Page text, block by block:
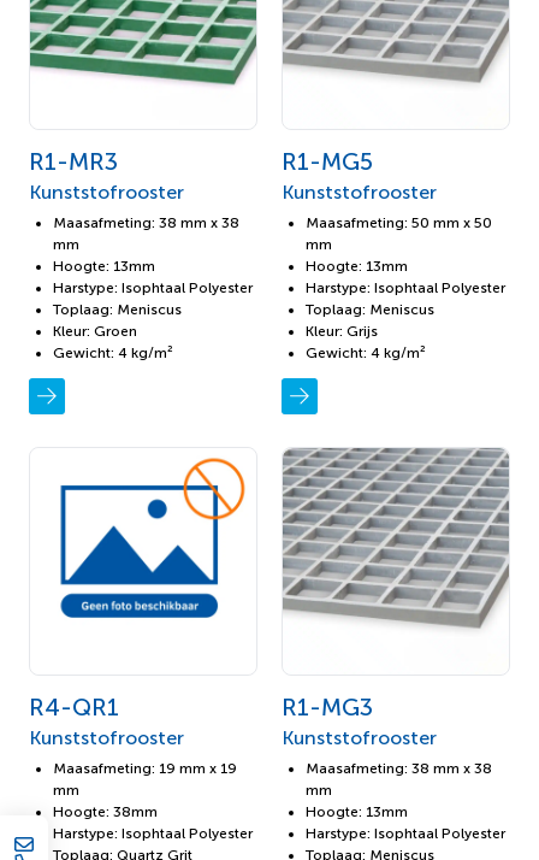
R1-MR3
Kunststofrooster
Maasafmeting: 38 mm x 38
mm
Hoogte: 13mm
Harstype: Isophtaal Polyester
Toplaag: Meniscus
Kleur: Groen
Gewicht: 4 kg/m²
R1-MG5
Kunststofrooster
Maasafmeting: 50 mm x 50
mm
Hoogte: 13mm
Harstype: Isophtaal Polyester
Toplaag: Meniscus
Kleur: Grijs
Gewicht: 4 kg/m²
R4-QR1
Kunststofrooster
Maasafmeting: 19 mm x 19
mm
Hoogte: 38mm
Harstype: Isophtaal Polyester
Toplaag: Quartz Grit
R1-MG3
Kunststofrooster
Maasafmeting: 38 mm x 38
mm
Hoogte: 13mm
Harstype: Isophtaal Polyester
Toplaag: Meniscus